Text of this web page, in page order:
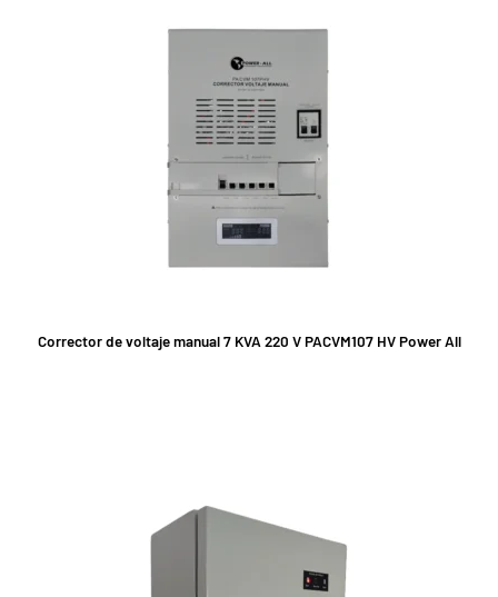
Corrector de voltaje manual 7 KVA 220 V PACVM107 HV Power All